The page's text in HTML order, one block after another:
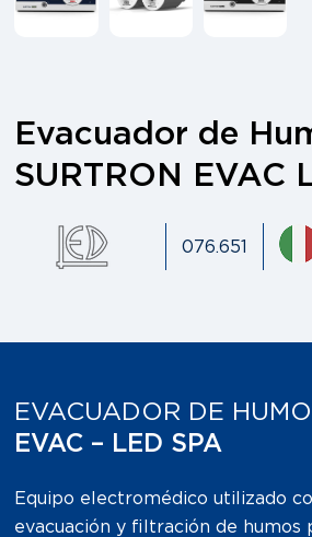
Evacuador de
SURTRON EVAC
076.651
EVACUADOR DE HUMO
EVAC – LED SPA
Equipo electromédico utilizado
evacuación y filtración de humos